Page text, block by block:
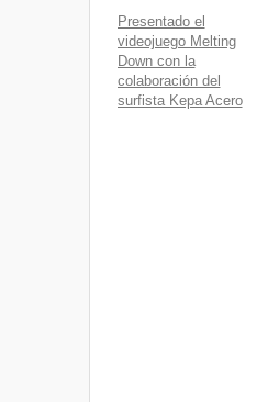
Presentado el
videojuego Melting
Down con la
colaboración del
surfista Kepa Acero